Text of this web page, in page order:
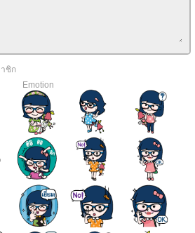
ชิก
Emotion